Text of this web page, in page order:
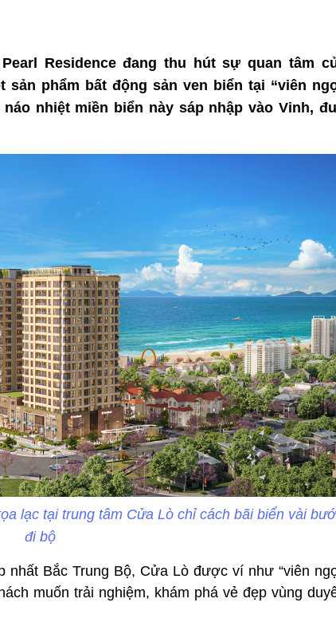
Residence đang thu hút sự quan tâm
sản phẩm bất động sản ven biển tại “viên
nhiệt miền biển này sáp nhập vào Vinh,
lạc tại trung tâm Cửa Lò chỉ cách bãi biển vài
đi bộ
nhất Bắc Trung Bộ, Cửa Lò được ví như “viên
muốn trải nghiệm, khám phá vẻ đẹp vùng